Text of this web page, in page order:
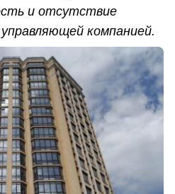
и отсутствие
компанией.